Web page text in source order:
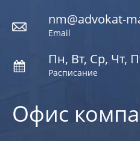
Офис
nm@advokat-
Email
Пн, Вт, Ср, Чт,
Расписание